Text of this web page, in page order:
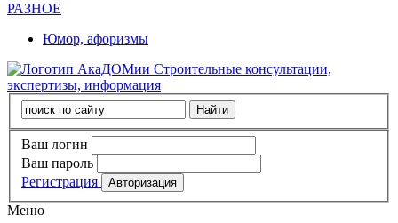
РАЗНОЕ
Юмор, афоризмы
Строительные консультации,
экспертизы, информация
Ваш логин
Ваш пароль
Регистрация
Меню